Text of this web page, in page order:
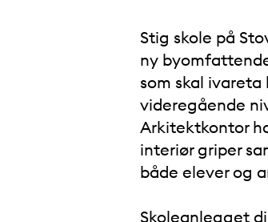
Stig skole på
ny
som skal
videregående
Arkitektkontor
interiør griper
både elever og
Skoleanlegget